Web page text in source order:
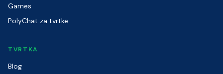
Games
PolyChat za tvrtke
TVRTKA
Blog